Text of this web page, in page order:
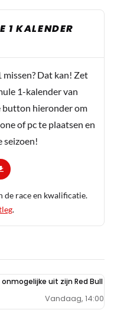
1 KALENDER
Dat kan! Zet
1-kalender van
button hieronder om
of pc te plaatsen en
seizoen!
de race en kwalificatie.
.
uit zijn Red Bull
Vandaag, 14:00